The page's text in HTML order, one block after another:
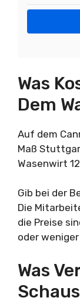
Was
Dem
Auf dem
Maß
Wasenwirt
Gib bei der
Die
die Preise
oder
Was